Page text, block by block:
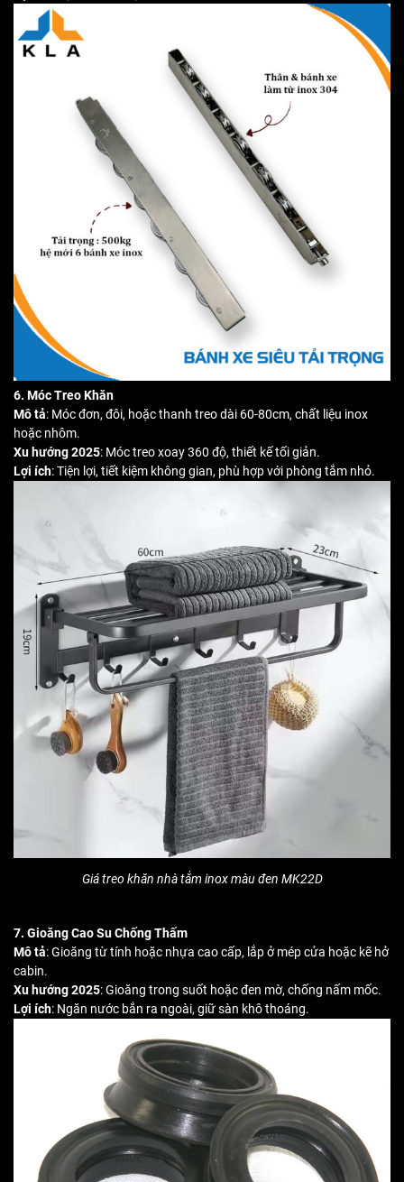
6. Móc Treo Khăn
Mô tả: Móc đơn, đôi, hoặc thanh treo dài 60-80cm, chất liệu inox
hoặc nhôm.
Xu hướng 2025: Móc treo xoay 360 độ, thiết kế tối giản.
Lợi ích: Tiện lợi, tiết kiệm không gian, phù hợp với phòng tắm nhỏ.
Giá treo khăn nhà tắm inox màu đen MK22D
7. Gioăng Cao Su Chống Thấm
Mô tả: Gioăng từ tính hoặc nhựa cao cấp, lắp ở mép cửa hoặc kẽ hở
cabin.
Xu hướng 2025: Gioăng trong suốt hoặc đen mờ, chống nấm mốc.
Lợi ích: Ngăn nước bắn ra ngoài, giữ sàn khô thoáng.